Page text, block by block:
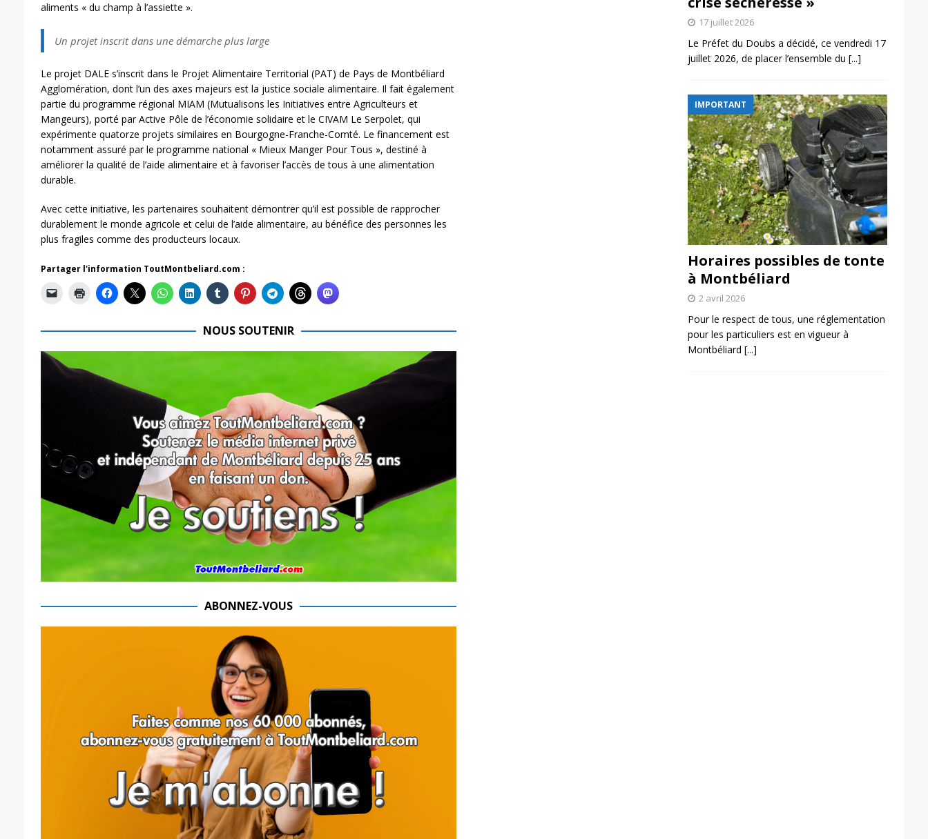
aliments « du champ à l’assiette ».
Un projet inscrit dans une démarche plus large
Le projet DALE s’inscrit dans le Projet Alimentaire Territorial (PAT) de Pays de Montbéliard
Agglomération, dont l’un des axes majeurs est la justice sociale alimentaire. Il fait également
partie du programme régional MIAM (Mutualisons les Initiatives entre Agriculteurs et
Mangeurs), porté par Active Pôle de l’économie solidaire et le CIVAM Le Serpolet, qui
expérimente quatorze projets similaires en Bourgogne-Franche-Comté. Le financement est
notamment assuré par le programme national « Mieux Manger Pour Tous », destiné à
améliorer la qualité de l’aide alimentaire et à favoriser l’accès de tous à une alimentation
durable.
Avec cette initiative, les partenaires souhaitent démontrer qu’il est possible de rapprocher
durablement le monde agricole et celui de l’aide alimentaire, au bénéfice des personnes les
plus fragiles comme des producteurs locaux.
Partager l'information ToutMontbeliard.com :
NOUS SOUTENIR
ABONNEZ-VOUS
17 juillet 2026
Le Préfet du Doubs a décidé, ce vendredi 17
juillet 2026, de placer l’ensemble du [...]
IMPORTANT
Horaires possibles de tonte
à Montbéliard
2 avril 2026
Pour le respect de tous, une réglementation
pour les particuliers est en vigueur à
Montbéliard [...]